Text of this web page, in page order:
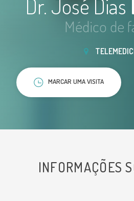
Dr. José Dias
Médico de
MARCAR UMA VISITA
INFORMAÇÕES